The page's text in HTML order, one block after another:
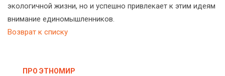
экологичной жизни, но и успешно привлекает к этим идеям
внимание единомышленников.
Возврат к списку
ПРО ЭТНОМИР